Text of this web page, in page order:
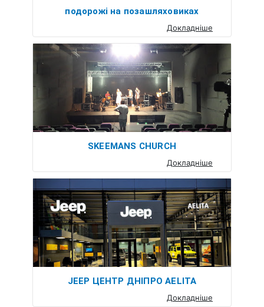
подорожі на позашляховиках
Докладніше
SKEEMANS CHURCH
Докладніше
JEEP ЦЕНТР ДНІПРО AELITA
Докладніше